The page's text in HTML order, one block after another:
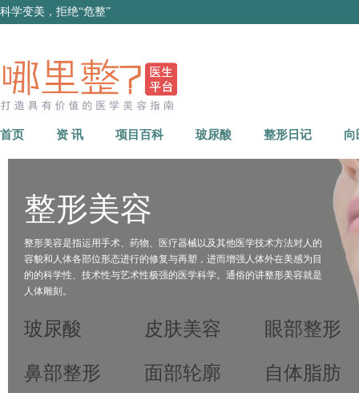
科学变美，拒绝“危整”
首页 资 讯 项目百科 玻尿酸 整形日记 向
整形美容
整形美容是指运用手术、药物、医疗器械以及其他医学技术方法对人的
容貌和人体各部位形态进行的修复与再塑，进而增强人体外在美感为目
的的科学性、技术性与艺术性极强的医学科学。通俗的讲整形美容就是
人体雕刻。
玻尿酸 皮肤美容 眼部整形
鼻部整形 面部轮廓 自体脂肪